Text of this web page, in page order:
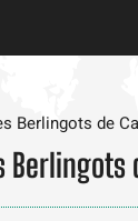
Berlingots de
Berlingots